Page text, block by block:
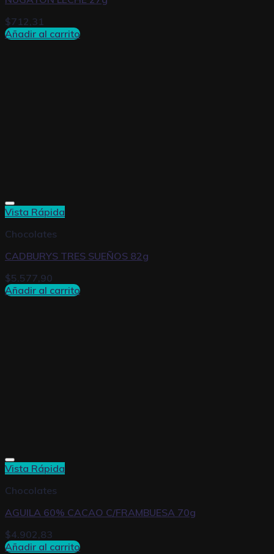
$712,31
Añadir al carrito
Vista Rápida
Chocolates
CADBURYS TRES SUEÑOS 82g
$5.577,90
Añadir al carrito
Vista Rápida
Chocolates
AGUILA 60% CACAO C/FRAMBUESA 70g
$4.902,83
Añadir al carrito